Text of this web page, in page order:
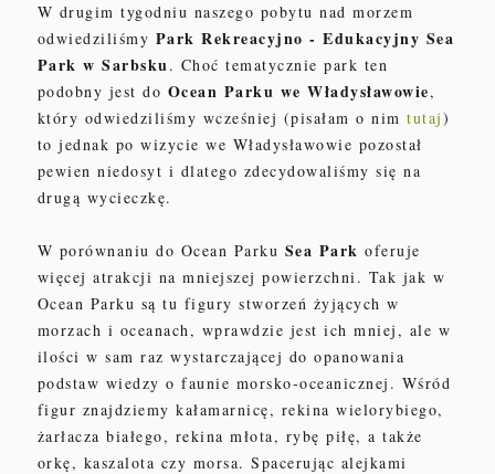
W drugim tygodniu naszego pobytu nad morzem
odwiedziliśmy Park Rekreacyjno - Edukacyjny Sea
Park w Sarbsku. Choć tematycznie park ten
podobny jest do Ocean Parku we Władysławowie,
który odwiedziliśmy wcześniej (pisałam o nimtutaj)
to jednak po wizycie we Władysławowie pozostał
pewien niedosyt i dlatego zdecydowaliśmy się na
drugą wycieczkę.
W porównaniu do Ocean Parku Sea Parkoferuje
więcej atrakcji na mniejszej powierzchni. Tak jak w
Ocean Parku są tu figury stworzeń żyjących w
morzach i oceanach, wprawdzie jest ich mniej, ale w
ilości w sam raz wystarczającej do opanowania
podstaw wiedzy o faunie morsko-oceanicznej. Wśród
figur znajdziemy kałamarnicę, rekina wielorybiego,
żarłacza białego, rekina młota, rybę piłę, a także
orkę, kaszalota czy morsa.Spacerując alejkami